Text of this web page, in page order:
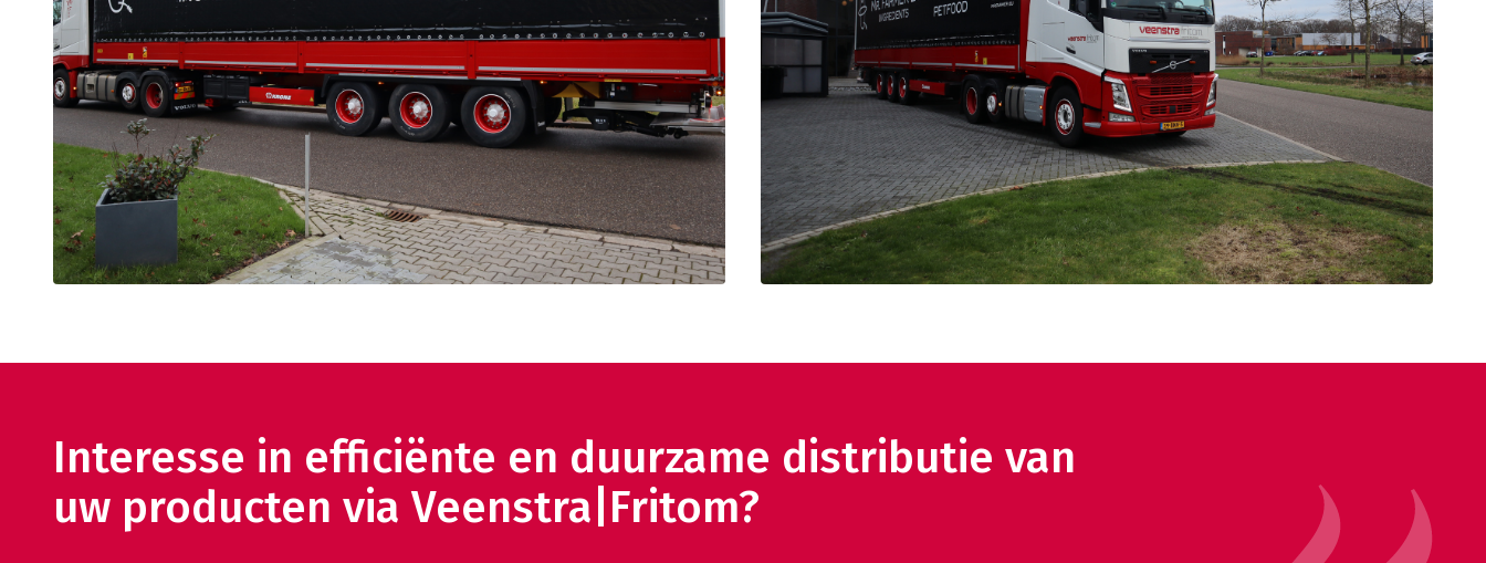
Interesse in efficiënte en duurzame distributie van
uw producten via Veenstra|Fritom?